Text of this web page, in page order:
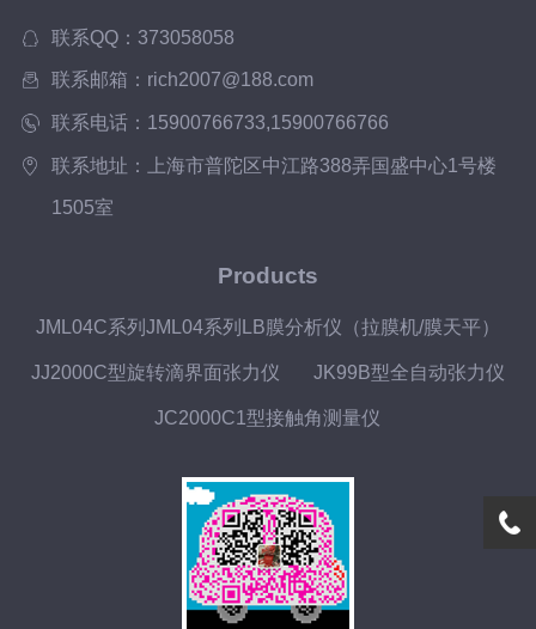
联系QQ：373058058
联系邮箱：rich2007@188.com
联系电话：15900766733,15900766766
联系地址：上海市普陀区中江路388弄国盛中心1号楼
1505室
Products
JML04C系列JML04系列LB膜分析仪（拉膜机/膜天平）
JJ2000C型旋转滴界面张力仪 JK99B型全自动张力仪
JC2000C1型接触角测量仪